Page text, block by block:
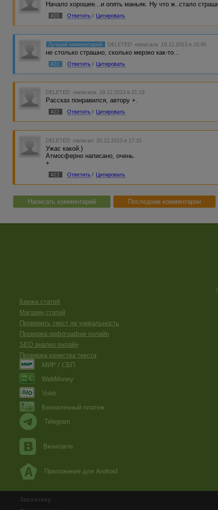
Начало хорошее...и опять маньяк. Ну что ж..стало
#20 Ответить / Цитировать
Лучший комментарий DELETED написала 19.12.2013 в 15:45
не столько страшно, сколько мерзко как-то...
#21 Ответить / Цитировать
DELETED написала 19.12.2013 в 21:19
Рассказ понравился, автору +.
#22 Ответить / Цитировать
DELETED написал 20.12.2013 в 17:15
Ужас какой.)
Атмосферно написано, очень.
+
#23 Ответить / Цитировать
Написать комментарий Последние комментарии
Биржа статей
Магазин статей
Проверить текст на уникальность
Проверка орфографии онлайн
SEO анализ онлайн
Проверка качества текста
МИР / СБП
WebMoney
Volet
Безналичный платеж
Telegram
Вконтакте
Приложение для Android
Заказчику